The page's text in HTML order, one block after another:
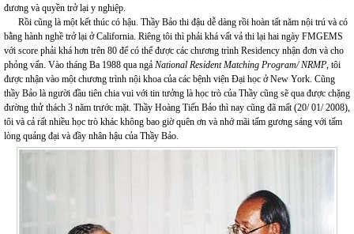
đương và quyền trở lại y nghiệp.
Rồi cũng là một kết thúc có hậu. Thầy Bảo thi đậu dễ dàng rồi hoàn tất năm nội trú và có
bằng hành nghề trở lại ở California. Riêng tôi thì phải khá vất vả thi lại hai ngày FMGEMS
với score phải khá hơn trên 80 để có thể được các chương trình Residency nhận đơn và cho
phỏng vấn. Vào tháng Ba 1988 qua ngả National Resident Matching Program/ NRMP , tôi
được nhận vào một chương trình nội khoa của các bệnh viện Đại học ở New York. Cũng
thầy Bảo là người đầu tiên chia vui với tin tưởng là học trò của Thầy cũng sẽ qua được chặng
đường thử thách 3 năm trước mặt. Thầy Hoàng Tiến Bảo thì nay cũng đã mất (20/ 01/ 2008),
tôi và cả rất nhiều học trò khác không bao giờ quên ơn và nhớ mãi tấm gương sáng với tấm
lòng quảng đại và đầy nhân hậu của Thầy Bảo.